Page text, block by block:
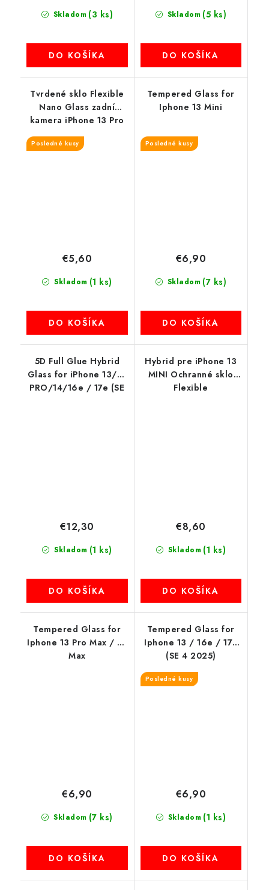
Skladom (3 ks)
DO KOŠÍKA
Skladom (5 ks)
DO KOŠÍKA
Tvrdené sklo Flexible
Nano Glass zadní
kamera iPhone 13 Pro
Posledné kusy
Skladom (1 ks)
€5,60
DO KOŠÍKA
Tempered Glass for
Iphone 13 Mini
Posledné kusy
Skladom (7 ks)
€6,90
DO KOŠÍKA
5D Full Glue Hybrid
Glass for iPhone 13/13
PRO/14/16e / 17e (SE
Skladom (1 ks)
€12,30
DO KOŠÍKA
Hybrid pre iPhone 13
MINI Ochranné sklo
Flexible
Skladom (1 ks)
€8,60
DO KOŠÍKA
Tempered Glass for
Iphone 13 Pro Max / 14
Max
Skladom (7 ks)
€6,90
DO KOŠÍKA
Tempered Glass for
Iphone 13 / 16e / 17e
(SE 4 2025)
Posledné kusy
Skladom (1 ks)
€6,90
DO KOŠÍKA